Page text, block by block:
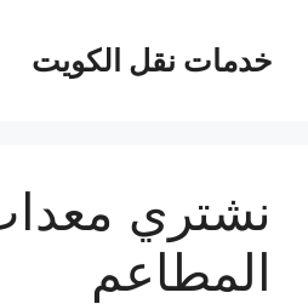
المحتوىخدمات نقل الكويت
نشتري
المطاعم